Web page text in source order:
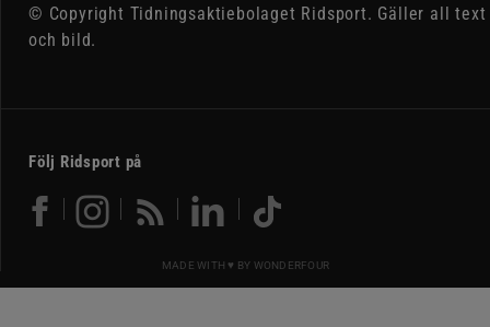
© Copyright Tidningsaktiebolaget Ridsport. Gäller all text
och bild.
Följ Ridsport på
MADE WITH ♥ BY WONDERFOUR